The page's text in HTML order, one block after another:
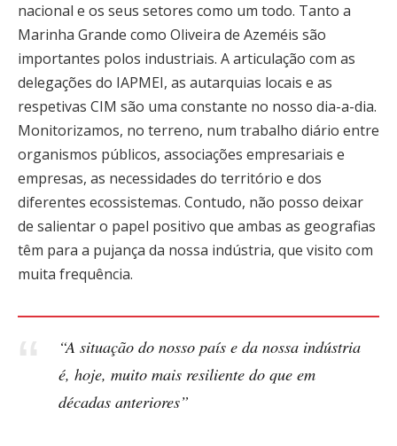
nacional e os seus setores como um todo. Tanto a
Marinha Grande como Oliveira de Azeméis são
importantes polos industriais. A articulação com as
delegações do IAPMEI, as autarquias locais e as
respetivas CIM são uma constante no nosso dia-a-dia.
Monitorizamos, no terreno, num trabalho diário entre
organismos públicos, associações empresariais e
empresas, as necessidades do território e dos
diferentes ecossistemas. Contudo, não posso deixar
de salientar o papel positivo que ambas as geografias
têm para a pujança da nossa indústria, que visito com
muita frequência.
“A situação do nosso país e da nossa indústria
é, hoje, muito mais resiliente do que em
décadas anteriores”